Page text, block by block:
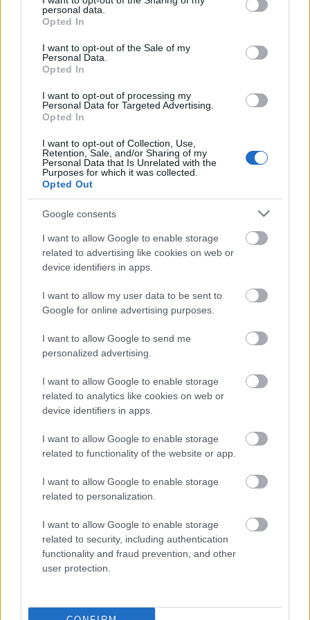
grant or deny consent to Google and its third-party tags to
use your data for below specified purposes in below Google
consent section.
personal data.
Opted In
I want to opt-out of the Sale of my
Personal Data.
Opted In
I want to opt-out of processing my
Personal Data for Targeted Advertising.
Opted In
I want to opt-out of Collection, Use,
Retention, Sale, and/or Sharing of my
Personal Data that Is Unrelated with the
Purposes for which it was collected.
Opted Out
Google consents
I want to allow Google to enable storage
related to advertising like cookies on web or
device identifiers in apps.
I want to allow my user data to be sent to
Google for online advertising purposes.
I want to allow Google to send me
personalized advertising.
I want to allow Google to enable storage
related to analytics like cookies on web or
device identifiers in apps.
I want to allow Google to enable storage
related to functionality of the website or app.
I want to allow Google to enable storage
related to personalization.
I want to allow Google to enable storage
related to security, including authentication
functionality and fraud prevention, and other
user protection.
Az Oscar-díjra jelölt filmeket egy erre a célra
készített kampány mutatja be az amerikai
filmakadémia tagjainak. A rendező hangsúlyozta,
hogy nagyon szerencsés dolog, hogy a Fehér
Istennek már van amerikai forgalmazója, ez a jelölt
kampány sikerét" - tette hozzá. Reményét fejezte ki,
hogy az amerikai forgalmazó és a Magyar Nemzeti
Filmalap közötti együttműködés kiegyensúlyozott és
sikeres lesz.
Felidézte, hogy korábban két munkája, a Johanna és
a Delta is volt már forgalmazásban a tengerentúlon,
azonban a Fehér Istent most a piac egyik
legnagyobb forgalmazója gondozza.